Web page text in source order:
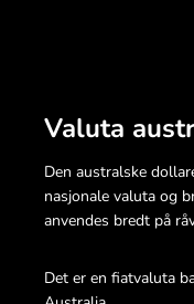
Valuta
Den australske
nasjonale valuta og
anvendes bredt på
Det er en fiatvaluta